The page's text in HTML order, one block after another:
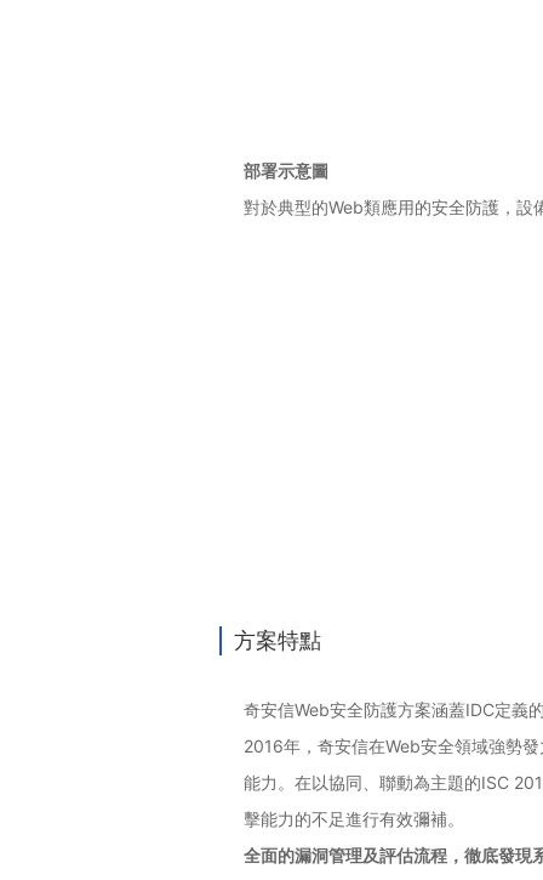
部署示意圖
對於典型的Web類應用的安全防護，設
方案特點
奇安信Web安全防護方案涵蓋IDC定義
2016年，奇安信在Web安全領域強勢
能力。在以協同、聯動為主題的ISC
擊能力的不足進行有效彌補。
全面的漏洞管理及評估流程，徹底發現